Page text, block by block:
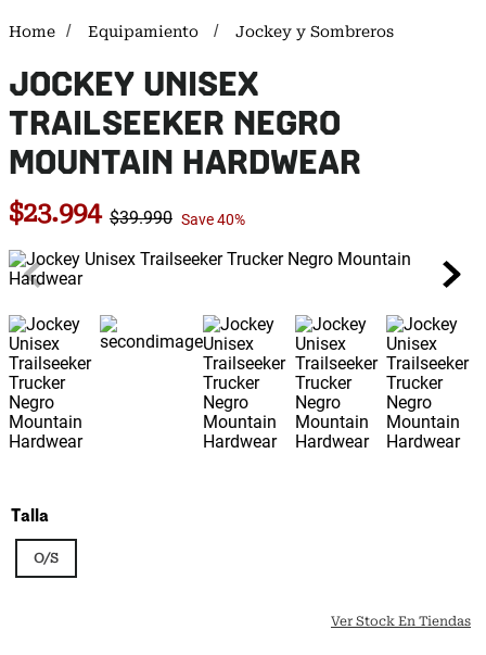
Equipamiento Jockey y Sombreros
JOCKEY UNISEX
TRAILSEEKER NEGRO
MOUNTAIN HARDWEAR
$23.994 $39.990 Save40%
Talla
O/S
Ver Stock En Tiendas